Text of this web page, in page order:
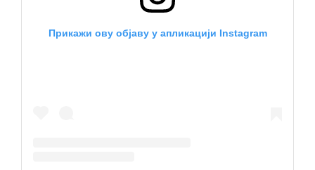
Прикажи ову објаву у апликацији Instagram